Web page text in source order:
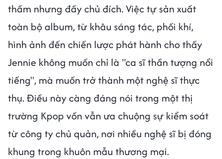
thầm nhưng đầy chủ đích. Việc tự sản xuất
toàn bộ album, từ khâu sáng tác, phối khí,
hình ảnh đến chiến lược phát hành cho thấy
Jennie không muốn chỉ là "ca sĩ thần tượng nổi
tiếng", mà muốn trở thành một nghệ sĩ thực
thụ. Điều này càng đáng nói trong một thị
trường Kpop vốn vẫn ưa chuộng sự kiểm soát
từ công ty chủ quản, nơi nhiều nghệ sĩ bị đóng
khung trong khuôn mẫu thương mại.